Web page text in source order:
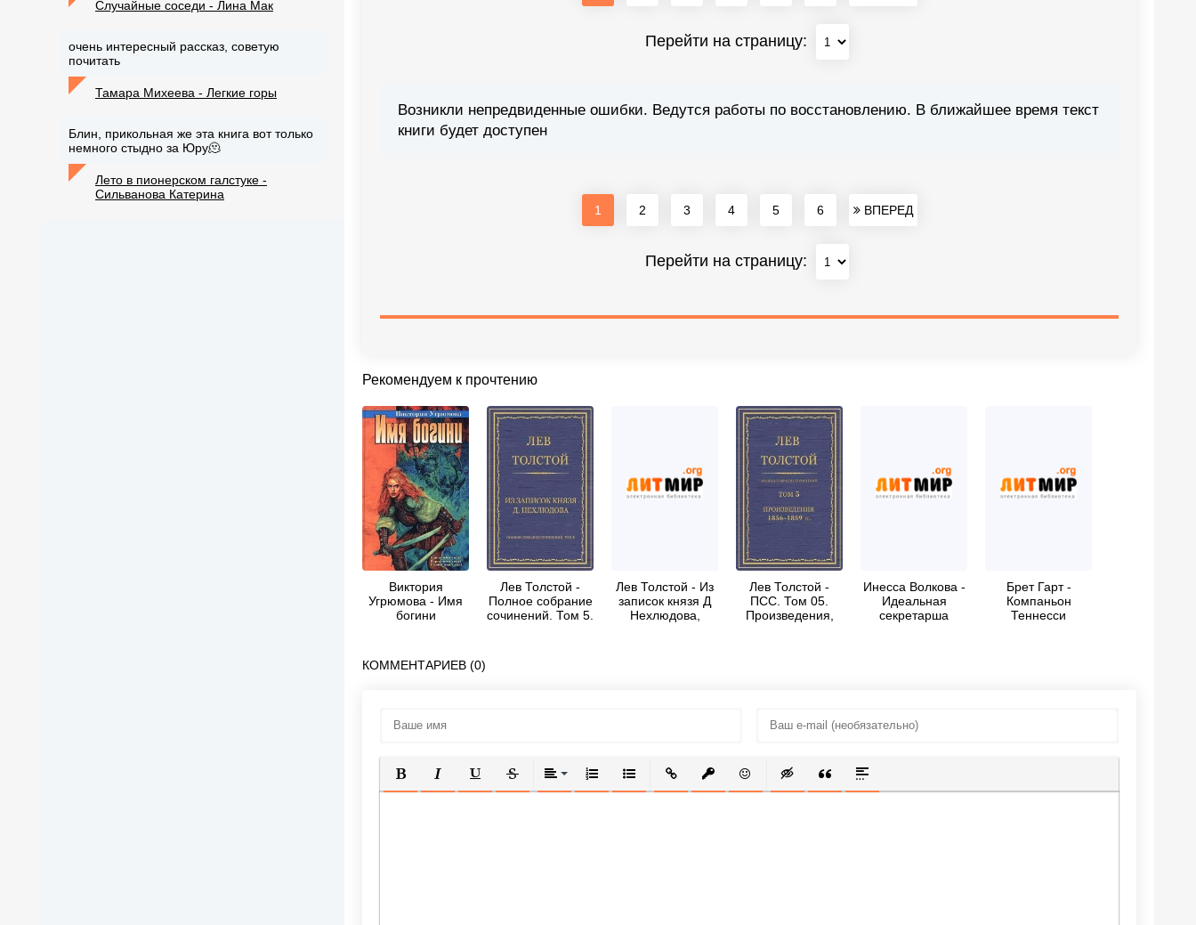
Перейти на страницу:
Возникли непредвиденные ошибки. Ведутся работы по восстановлению. В ближайшее время текст
книги будет доступен
1 2 3 4 5 6 ВПЕРЕД
Перейти на страницу:
Рекомендуем к прочтению
Виктория
Угрюмова - Имя
богини
Лев Толстой -
Полное собрание
сочинений. Том 5.
Лев Толстой - Из
записок князя Д
Нехлюдова,
Лев Толстой -
ПСС. Том 05.
Произведения,
Инесса Волкова -
Идеальная
секретарша
Брет Гарт -
Компаньон
Теннесси
КОММЕНТАРИЕВ (0)
ПОЛУЖИРНЫЙ
КУРСИВПОДЧЕРКНУТЫЙ
ЗАЧЕРКНУТЫЙВЫРАВНИВАНИЕ
НУМЕРОВАННЫЙ СПИСОК
МАРКИРОВАННЫЙ СПИСОК
ВСТАВИТЬ ССЫЛКУ
ВСТАВИТЬ ЗАЩИЩЕННУЮ ССЫЛКУ
ВСТАВИТЬ СМАЙЛИК
ВСТАВКА СКРЫТОГО ТЕКСТА
ВСТАВКА ЦИТАТЫ
ВСТАВКА СПОЙЛЕРА
Случайные соседи - Лина Мак
очень интересный рассказ, советую
почитать
Тамара Михеева - Легкие горы
Блин, прикольная же эта книга вот только
немного стыдно за Юру🫠
Лето в пионерском галстуке -
Сильванова Катерина